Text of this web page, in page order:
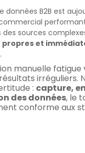
données B2B est
des sources
et
.
manuelle fatigue
irréguliers.
: capture,
des données, le
conforme aux